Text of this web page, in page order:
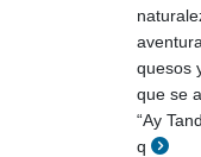
quesos
que se
“Ay
q